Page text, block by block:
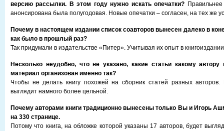
версию рассылки. В этом году нужно искать опечатки? Правильнее
анонсирована была полугодовая. Новые опечатки – согласен, на тех же
Почему в настоящем издании список соавторов вынесен далеко в
как было в прошлый раз?
Так придумали в издательстве «Питер». Учитывая их опыт в
Несколько неудобно, что не указано, какие статьи какому
материал организован именно так?
Чтобы не делать книгу похожей на сборник статей разных
выглядит намного более цельной.
Почему авторами книги традиционно вынесены только Вы и Игорь
на 330 странице.
Потому что книга, на обложке которой указаны 17 авторов, будет